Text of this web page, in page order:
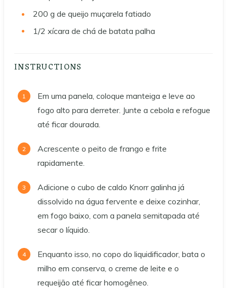
200 g de queijo muçarela fatiado
1/2 xícara de chá de batata palha
INSTRUCTIONS
Em uma panela, coloque manteiga e leve ao
fogo alto para derreter. Junte a cebola e refogue
até ficar dourada.
Acrescente o peito de frango e frite
rapidamente.
Adicione o cubo de caldo Knorr galinha já
dissolvido na água fervente e deixe cozinhar,
em fogo baixo, com a panela semitapada até
secar o líquido.
Enquanto isso, no copo do liquidificador, bata o
milho em conserva, o creme de leite e o
requeijão até ficar homogêneo.